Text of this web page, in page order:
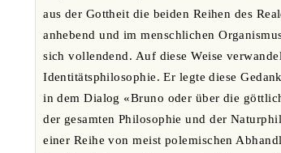
aus der Gottheit die beiden Reihen des
anhebend und im menschlichen
sich vollendend. Auf diese Weise
Identitätsphilosophie. Er legte diese
in dem Dialog «Bruno oder über die
der gesamten Philosophie und der
einer Reihe von meist polemischen